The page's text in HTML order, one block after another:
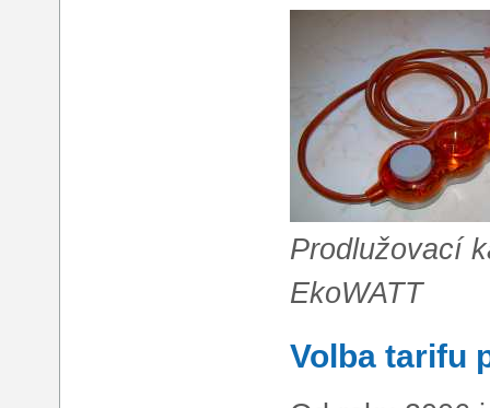
Prodlužovací
EkoWATT
Volba tarifu